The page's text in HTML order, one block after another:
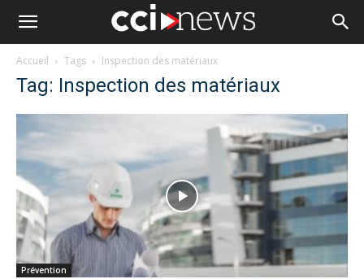
Accueil Tags Inspection des matériaux
Tag: Inspection des matériaux
Prévention